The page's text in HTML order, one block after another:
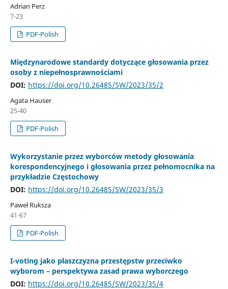
Adrian Perz
7-23
PDF-Polish
Międzynarodowe standardy dotyczące głosowania przez
osoby z niepełnosprawnościami
DOI: https://doi.org/10.26485/SW/2023/35/2
Agata Hauser
25-40
PDF-Polish
Wykorzystanie przez wyborców metody głosowania
korespondencyjnego i głosowania przez pełnomocnika na
przykładzie Częstochowy
DOI: https://doi.org/10.26485/SW/2023/35/3
Paweł Ruksza
41-67
PDF-Polish
I-voting jako płaszczyzna przestępstw przeciwko
wyborom – perspektywa zasad prawa wyborczego
DOI: https://doi.org/10.26485/SW/2023/35/4